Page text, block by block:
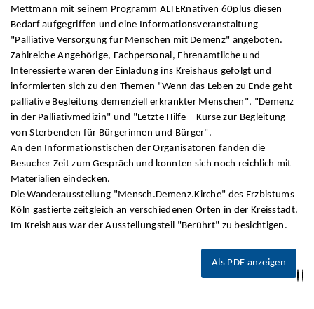
Mettmann mit seinem Programm ALTERnativen 60plus diesen
Bedarf aufgegriffen und eine Informationsveranstaltung
"Palliative Versorgung für Menschen mit Demenz" angeboten.
Zahlreiche Angehörige, Fachpersonal, Ehrenamtliche und
Interessierte waren der Einladung ins Kreishaus gefolgt und
informierten sich zu den Themen "Wenn das Leben zu Ende geht –
palliative Begleitung demenziell erkrankter Menschen", "Demenz
in der Palliativmedizin" und "Letzte Hilfe – Kurse zur Begleitung
von Sterbenden für Bürgerinnen und Bürger".
An den Informationstischen der Organisatoren fanden die
Besucher Zeit zum Gespräch und konnten sich noch reichlich mit
Materialien eindecken.
Die Wanderausstellung "Mensch.Demenz.Kirche" des Erzbistums
Köln gastierte zeitgleich an verschiedenen Orten in der Kreisstadt.
Im Kreishaus war der Ausstellungsteil "Berührt" zu besichtigen.
Als PDF anzeigen